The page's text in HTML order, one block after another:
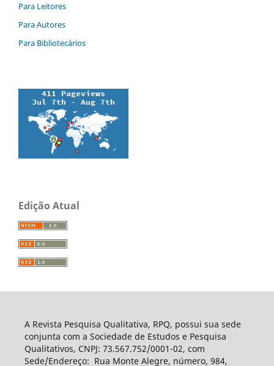
Para Leitores
Para Autores
Para Bibliotecários
Edição Atual
A Revista Pesquisa Qualitativa, RPQ, possui sua sede
conjunta com a Sociedade de Estudos e Pesquisa
Qualitativos, CNPJ: 73.567.752/0001-02, com
Sede/Endereço: Rua Monte Alegre, número, 984,